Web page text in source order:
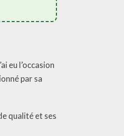
eu l’occasion
par sa
qualité et ses